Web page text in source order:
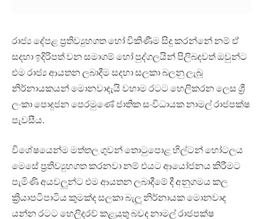
රාජ්‍ය දේපළ ප්‍රතිව්‍යුහගත හෝ විකිණීම සිදු කරන්නේ නම් ඒ
සදහා ඉදිරිපත් වන සමාගම් හෝ පුද්ගලයින් පිලිබදවත් ඔවුන්ට
එම රාජ්‍ය ආයතන ලබාදීම සදහා සලකා බලනු ලැබූ
නිර්නායකයන් මොනවාදැයි වහාම රටට හෙලිකරන ලෙස ශ්‍රී
ලංකා පොදුජන පෙරමුණේ ජාතික සංවිධායක නාමල් රාජපක්ෂ
පැවසීය.
විශේෂයෙන්ම මත්තල ගුවන් තොටුපොළ හිල්ටන් හෝටලය
මෙසේ ප්‍රතිව්‍යුහගත කරනවා නම් එයට ආයෝජනය කිරීමට
පැමිණි අයවලුන්ට එම ආයතන ලබාදීමේ දී අනුගමය කල
ක්‍රියාපටිපාටිය කුමක්ද සලකා බැලූ නිර්නායක මොනවාද
යන්න රටට හෙලිදරව් කළයුතු බවද නාමල් රාජපක්ෂ